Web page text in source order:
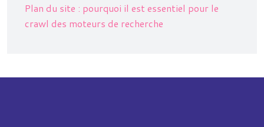
Plan du site : pourquoi il est essentiel pour le
crawl des moteurs de recherche